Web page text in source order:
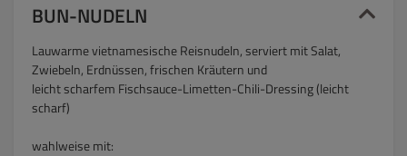
BUN-NUDELN
Lauwarme vietnamesische Reisnudeln, serviert mit Salat,
Zwiebeln, Erdnüssen, frischen Kräutern und
leicht scharfem Fischsauce-Limetten-Chili-Dressing (leicht
scharf)
wahlweise mit: